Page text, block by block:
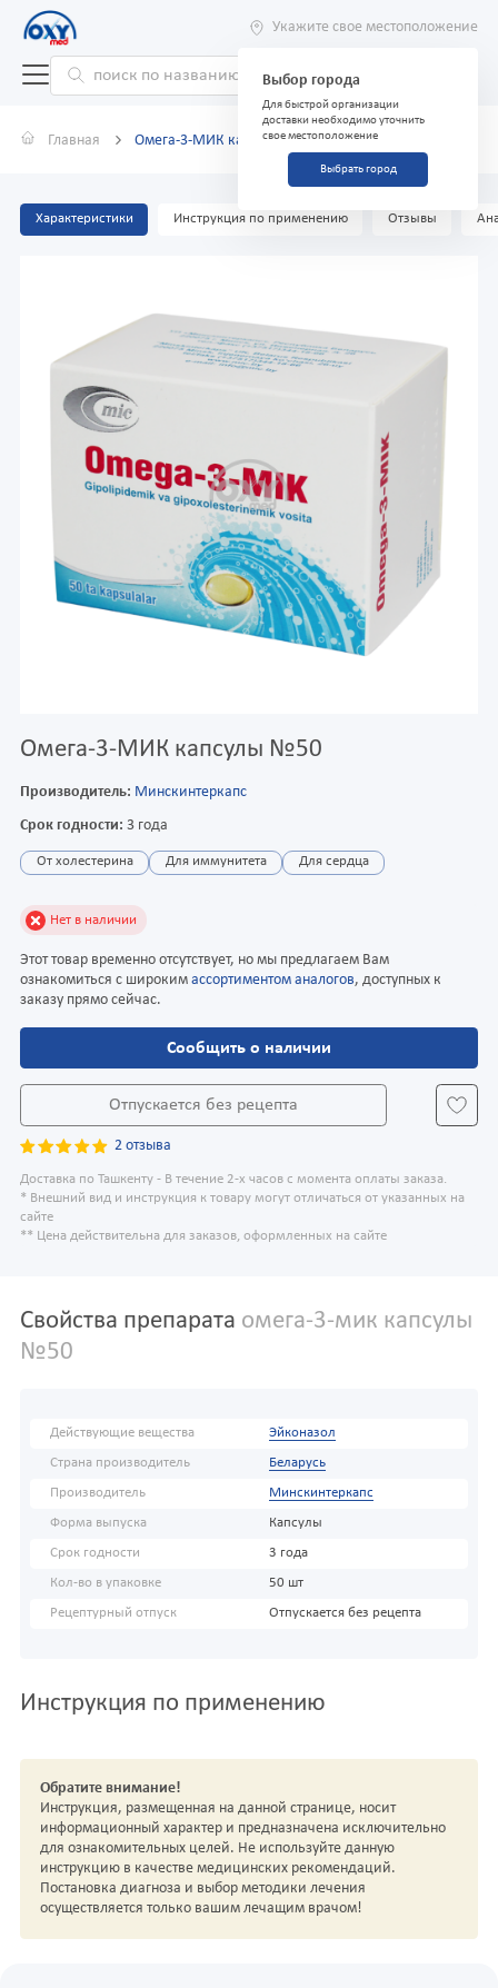
Укажите свое местоположение
Выбор города
Для быстрой организации
доставки необходимо уточнить
свое местоположение
Выбрать город
Главная Омега-3-МИК капсулы №50
Характеристики Инструкция по применению Отзывы
Омега-3-МИК капсулы №50
Производитель: Минскинтеркапс
Срок годности: 3 года
От холестерина Для иммунитета Для сердца
Нет в наличии
Этот товар временно отсутствует, но мы предлагаем Вам
ознакомиться с широким ассортиментом аналогов, доступных к
заказу прямо сейчас.
Сообщить о наличии
Отпускается без рецепта
2 отзыва
Доставка по Ташкенту - В течение 2-х часов с момента оплаты заказа.
* Внешний вид и инструкция к товару могут отличаться от указанных на
сайте
** Цена действительна для заказов, оформленных на сайте
Свойства препарата омега-3-мик капсулы
№50
Действующие вещества Эйконазол
Страна производитель Беларусь
Производитель Минскинтеркапс
Форма выпуска Капсулы
Срок годности 3 года
Кол-во в упаковке 50 шт
Рецептурный отпуск Отпускается без рецепта
Инструкция по применению
Обратите внимание!
Инструкция, размещенная на данной странице, носит
информационный характер и предназначена исключительно
для ознакомительных целей. Не используйте данную
инструкцию в качестве медицинских рекомендаций.
Постановка диагноза и выбор методики лечения
осуществляется только вашим лечащим врачом!